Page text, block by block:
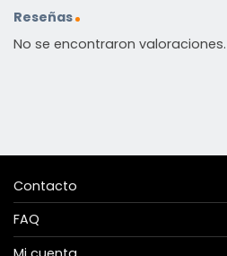
Reseñas
No se encontraron valoraciones.
Contacto
FAQ